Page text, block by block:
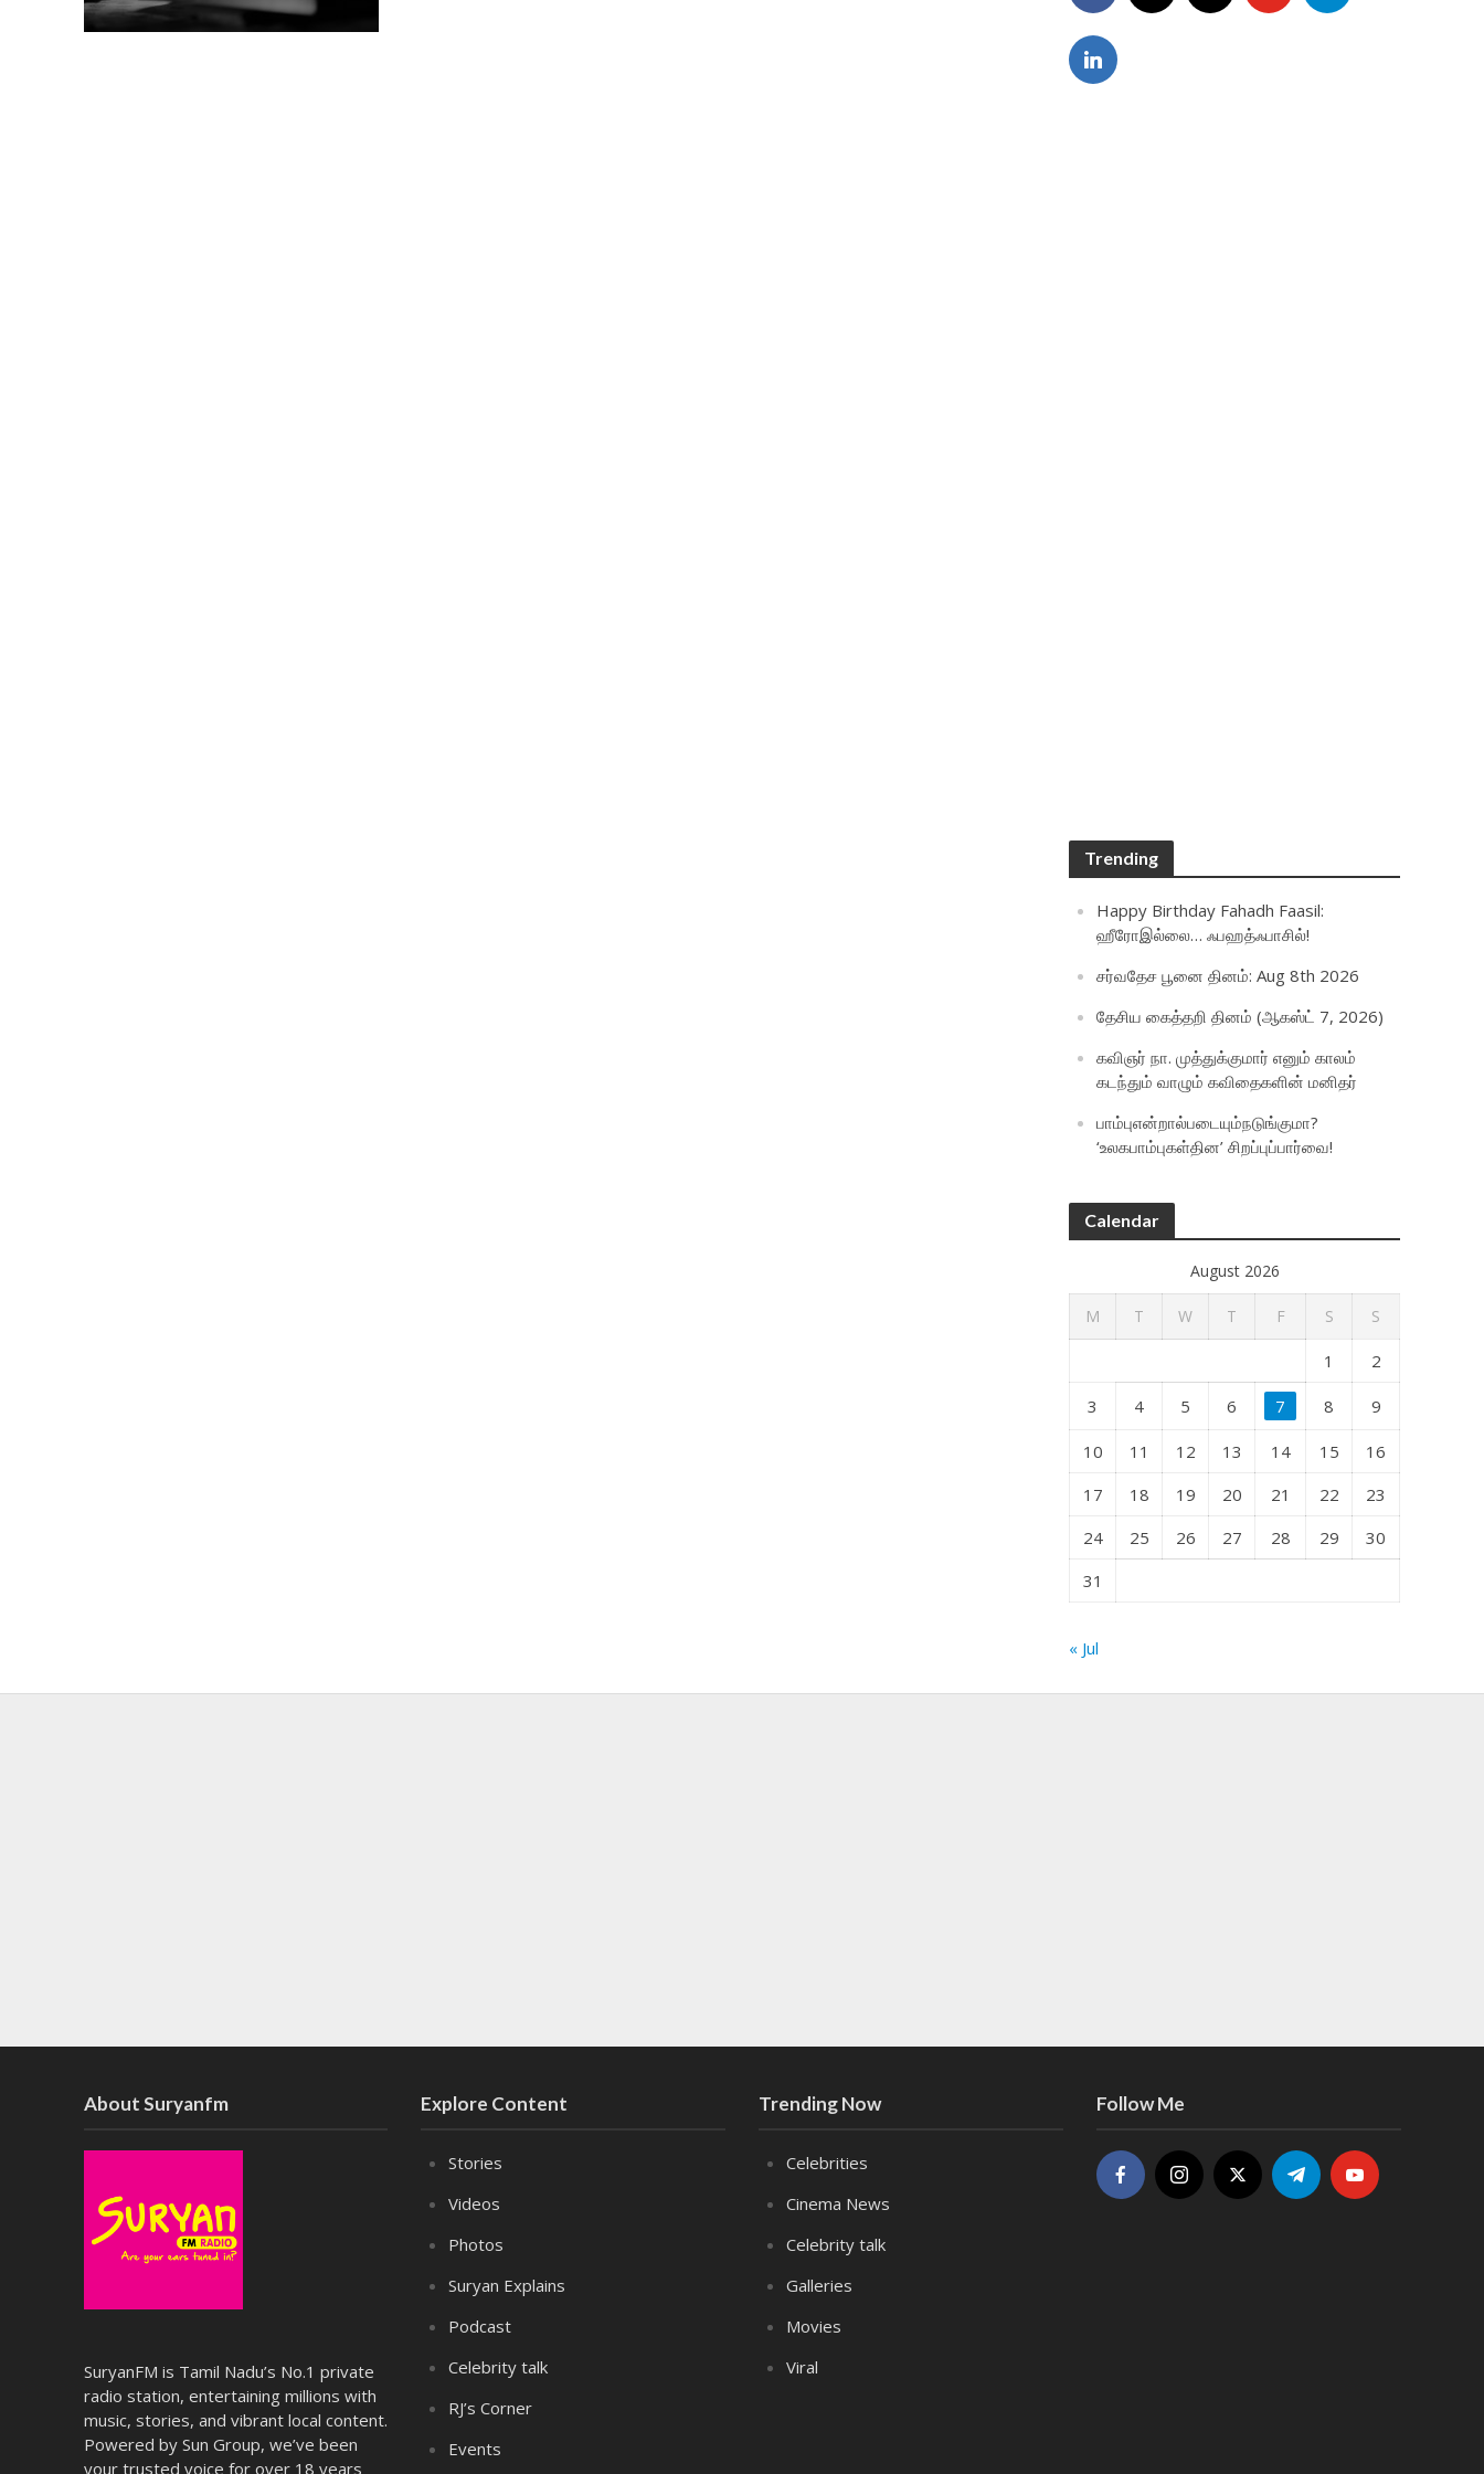
Trending
Happy Birthday Fahadh Faasil:
ஹீரோஇல்லை… ஃபஹத்ஃபாசில்!
சர்வதேச பூனை தினம்: Aug 8th 2026
தேசிய கைத்தறி தினம் (ஆகஸ்ட் 7, 2026)
கவிஞர் நா. முத்துக்குமார் எனும் காலம்
கடந்தும் வாழும் கவிதைகளின் மனிதர்
பாம்புஎன்றால்படையும்நடுங்குமா?
‘உலகபாம்புகள்தின’ சிறப்புப்பார்வை!
Calendar
August 2026
M T W T F S S
1 2
3 4 5 6 7 8 9
10 11 12 13 14 15
16
17
18 19 20 21 22
23
24
25 26 27 28 29
30
31
« Jul
About Suryanfm
SuryanFM is Tamil Nadu’s No.1 private
radio station, entertaining millions with
music, stories, and vibrant local content.
Powered by Sun Group, we’ve been
your trusted voice for over 18 years
Explore Content
Stories
Videos
Photos
Suryan Explains
Podcast
Celebrity talk
RJ’s Corner
Events
Trending Now
Celebrities
Cinema News
Celebrity talk
Galleries
Movies
Viral
Follow Me